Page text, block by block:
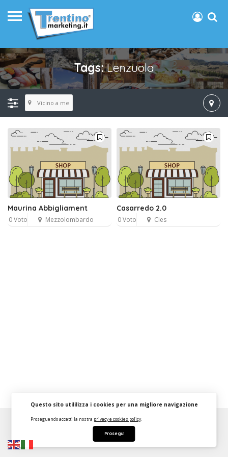
Tags:Lenzuola
Vicino a me
Maurina Abbigliament
0 Voto Mezzolombardo
Casarredo 2.0
0 Voto Cles
FAQ Strumenti Dashboard
Questo sito utililizza i cookies per una migliore navigazione
Proseguendo accetti la nostra privacy e cookies policy.
Prosegui